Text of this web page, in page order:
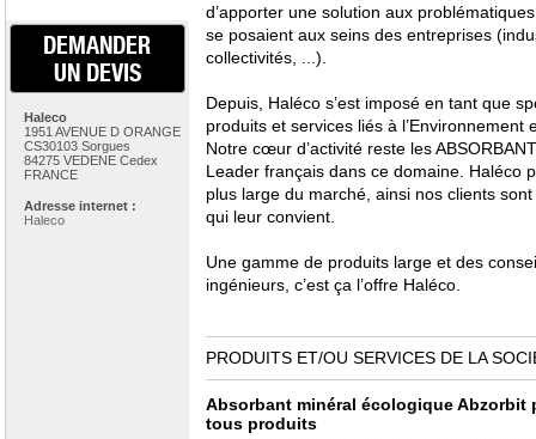
DEMANDER
UN DEVIS
Haleco
1951 AVENUE D ORANGE
CS30103 Sorgues
84275 VEDENE Cedex
FRANCE
Adresse internet :
Haleco
d’apporter une solution aux
se posaient aux seins des entreprises
collectivités, ...).
Depuis, Haléco s’est imposé en tant que
produits et services liés à l’Environnement
Notre cœur d’activité reste les
Leader français dans ce domaine. Haléco
plus large du marché, ainsi nos clients
qui leur convient.
Une gamme de produits large et des
ingénieurs, c’est ça l’offre Haléco.
PRODUITS ET/OU SERVICES DE LA
Absorbant minéral écologique Abzorbit
tous produits